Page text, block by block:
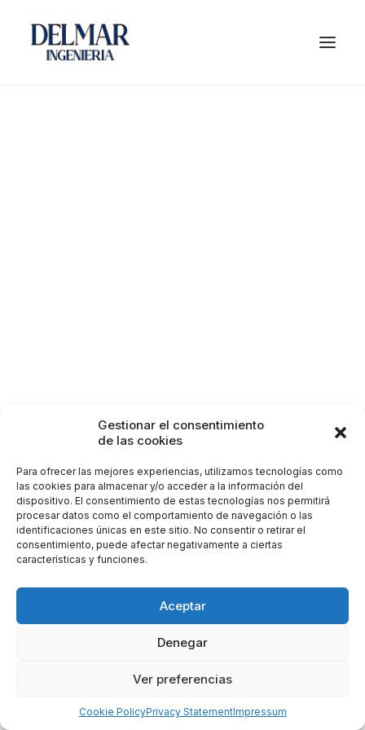
Gestionar el consentimiento
de las cookies
Para ofrecer las mejores experiencias, utilizamos tecnologías como
las cookies para almacenar y/o acceder a la información del
dispositivo. El consentimiento de estas tecnologías nos permitirá
procesar datos como el comportamiento de navegación o las
identificaciones únicas en este sitio. No consentir o retirar el
consentimiento, puede afectar negativamente a ciertas
características y funciones.
Aceptar
Denegar
Ver preferencias
Cookie PolicyPrivacy StatementImpressum